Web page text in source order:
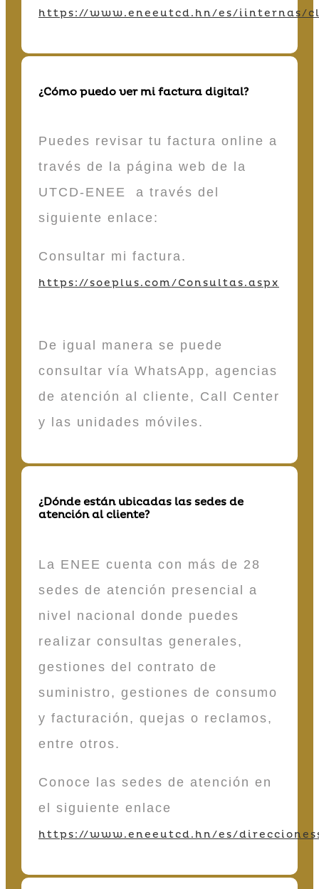
https://www.eneeutcd.hn/es/iinternas/
¿Cómo puedo ver mi factura digital?
Puedes revisar tu factura online a
través de la página web de la
UTCD-ENEE a través del
siguiente enlace:
Consultar mi factura.
https://soeplus.com/Consultas.aspx
De igual manera se puede
consultar vía WhatsApp, agencias
de atención al cliente, Call Center
y las unidades móviles.
¿Dónde están ubicadas las sedes de
atención al cliente?
La ENEE cuenta con más de 28
sedes de atención presencial a
nivel nacional donde puedes
realizar consultas generales,
gestiones del contrato de
suministro, gestiones de consumo
y facturación, quejas o reclamos,
entre otros.
Conoce las sedes de atención en
el siguiente enlace
https://www.eneeutcd.hn/es/